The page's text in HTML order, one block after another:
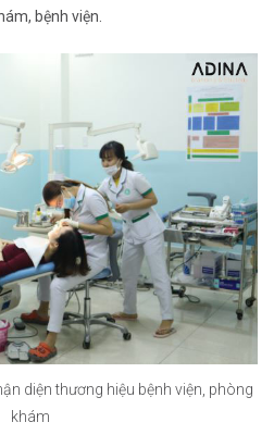
bệnh viện.
diện thương hiệu bệnh viện, phòng
khám